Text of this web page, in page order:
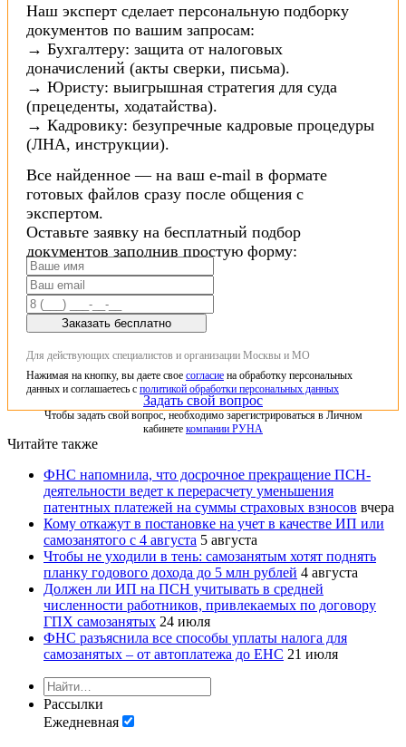
Наш эксперт сделает персональную подборку
документов по вашим запросам:
→ Бухгалтеру: защита от налоговых
доначислений (акты сверки, письма).
→ Юристу: выигрышная стратегия для суда
(прецеденты, ходатайства).
→ Кадровику: безупречные кадровые процедуры
(ЛНА, инструкции).
Все найденное — на ваш e-mail в формате
готовых файлов сразу после общения с
экспертом.
Оставьте заявку на бесплатный подбор
документов заполнив простую форму:
Заказать бесплатно
Для действующих специалистов и организации Москвы и МО
Нажимая на кнопку, вы даете свое согласие на обработку персональных
данных и соглашаетесь с политикой обработки персональных данных
Задать свой вопрос
Чтобы задать свой вопрос, необходимо зарегистрироваться в Личном
кабинете компании РУНА
Читайте также
ФНС напомнила, что досрочное прекращение ПСН-
деятельности ведет к перерасчету уменьшения
патентных платежей на суммы страховых взносов вчера
Кому откажут в постановке на учет в качестве ИП или
самозанятого с 4 августа 5 августа
Чтобы не уходили в тень: самозанятым хотят поднять
планку годового дохода до 5 млн рублей 4 августа
Должен ли ИП на ПСН учитывать в средней
численности работников, привлекаемых по договору
ГПХ самозанятых 24 июля
ФНС разъяснила все способы уплаты налога для
самозанятых – от автоплатежа до ЕНС 21 июля
Рассылки
Ежедневная